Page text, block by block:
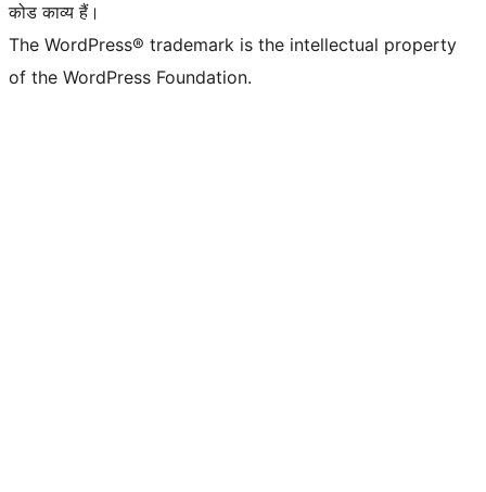
कोड काव्य हैं।
The WordPress® trademark is the intellectual property
of the WordPress Foundation.